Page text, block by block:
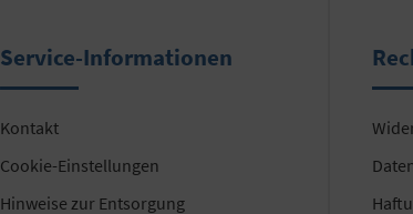
Service-Informationen
Kontakt
Cookie-Einstellungen
Hinweise zur Entsorgung